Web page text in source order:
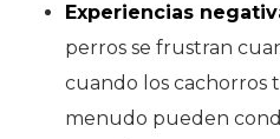
Experiencias
perros se frustran
cuando los cachorros
menudo pueden